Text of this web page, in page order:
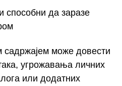
способни да заразе
садржајем може довести
угрожавања личних
или додатних